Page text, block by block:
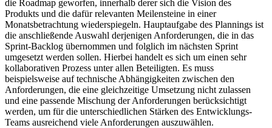
die Roadmap geworfen, innerhalb derer sich die Vision des
Produkts und die dafür relevanten Meilensteine in einer
Monatsbetrachtung wiederspiegeln. Hauptaufgabe des Plannings ist
die anschließende Auswahl derjenigen Anforderungen, die in das
Sprint-Backlog übernommen und folglich im nächsten Sprint
umgesetzt werden sollen. Hierbei handelt es sich um einen sehr
kollaborativen Prozess unter allen Beteiligten. Es muss
beispielsweise auf technische Abhängigkeiten zwischen den
Anforderungen, die eine gleichzeitige Umsetzung nicht zulassen
und eine passende Mischung der Anforderungen berücksichtigt
werden, um für die unterschiedlichen Stärken des Entwicklungs-
Teams ausreichend viele Anforderungen auszuwählen.